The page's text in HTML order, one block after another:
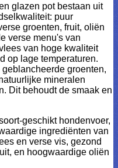
glazen pot bestaan uit
puur
groenten, fruit, oliën
verse menu's van
van hoge kwaliteit
op lage temperaturen.
groenten,
mineralen
Dit behoudt de smaak en
geschikt hondenvoer,
ingrediënten van
en verse vis, gezond
en hoogwaardige oliën